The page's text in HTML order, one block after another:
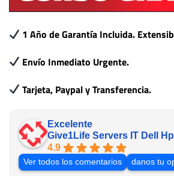
1 Año de Garantía Incluida.
Envío Inmediato Urgente.
Tarjeta, Paypal y Transferencia.
Excelente
Give1Life Servers IT Dell
4.9
Ver todos los comentarios danos tu